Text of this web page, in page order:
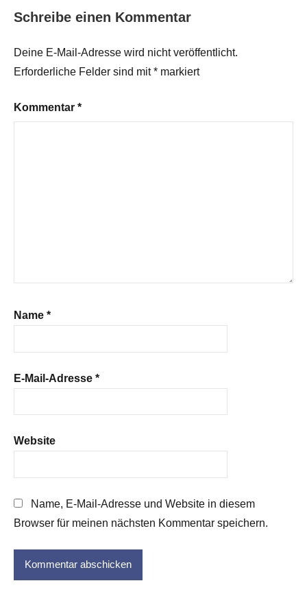
Schreibe einen Kommentar
Deine E-Mail-Adresse wird nicht veröffentlicht.
Erforderliche Felder sind mit* markiert
Kommentar *
Name *
E-Mail-Adresse *
Website
Name, E-Mail-Adresse und Website in diesem
Browser für meinen nächsten Kommentar speichern.